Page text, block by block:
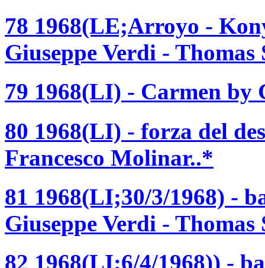
78 1968(LE;Arroyo -
Giuseppe Verdi - Thomas
79 1968(LI) - Carmen by
80 1968(LI) - forza del
Francesco Molinar..*
81 1968(LI;30/3/1968) -
Giuseppe Verdi - Thomas
82 1968(LI;6/4/1968)) -